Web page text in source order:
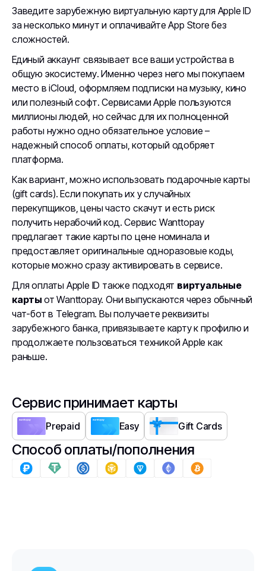
Заведите зарубежную виртуальную карту для Apple ID
за несколько минут и оплачивайте App Store без
сложностей.
Единый аккаунт связывает все ваши устройства в
общую экосистему. Именно через него мы покупаем
место в iCloud, оформляем подписки на музыку, кино
или полезный софт. Сервисами Apple пользуются
миллионы людей, но сейчас для их полноценной
работы нужно одно обязательное условие –
надежный способ оплаты, который одобряет
платформа.
Как вариант, можно использовать подарочные карты
(gift cards). Если покупать их у случайных
перекупщиков, цены часто скачут и есть риск
получить нерабочий код. Сервис Wanttopay
предлагает такие карты по цене номинала и
предоставляет оригинальные одноразовые коды,
которые можно сразу активировать в сервисе.
Для оплаты Apple ID также подходят виртуальные
карты от Wanttopay. Они выпускаются через обычный
чат-бот в Telegram. Вы получаете реквизиты
зарубежного банка, привязываете карту к профилю и
продолжаете пользоваться техникой Apple как
раньше.
Сервис принимает карты
Prepaid Easy Gift Cards
Способ оплаты/пополнения